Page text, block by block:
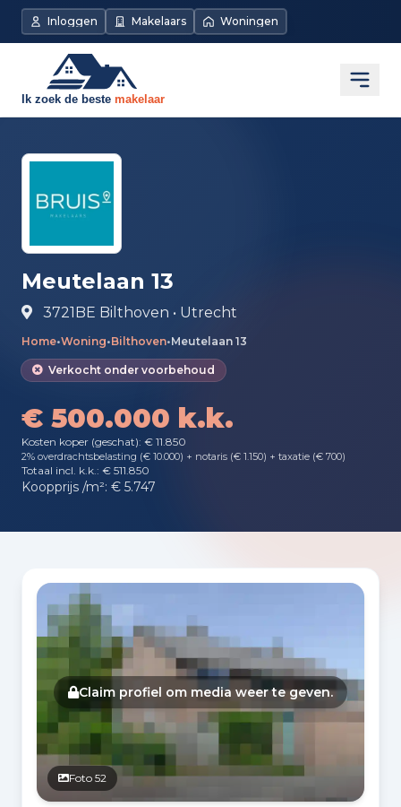
Direct naar de inhoud
Inloggen Makelaars Woningen
Meutelaan 13
3721BE Bilthoven • Utrecht
Home•Woning•Bilthoven•Meutelaan 13
Verkocht onder voorbehoud
€ 500.000 k.k.
Kosten koper (geschat): € 11.850
2% overdrachtsbelasting (€ 10.000) + notaris (€ 1.150) + taxatie (€ 700)
Totaal incl. k.k.: € 511.850
Koopprijs /m²: € 5.747
Fotogalerij
Foto 52
Claim profiel om media weer te geven.